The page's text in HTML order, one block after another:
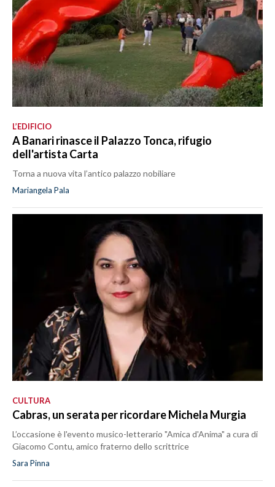
L’EDIFICIO
A Banari rinasce il Palazzo Tonca, rifugio
dell'artista Carta
Torna a nuova vita l’antico palazzo nobiliare
Mariangela Pala
CULTURA
Cabras, un serata per ricordare Michela Murgia
L’occasione è l'evento musico-letterario "Amica d'Anima" a cura di
Giacomo Contu, amico fraterno dello scrittrice
Sara Pinna